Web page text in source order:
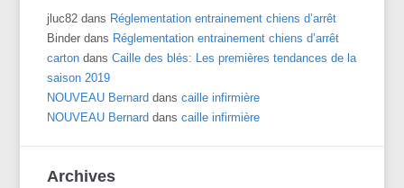
jluc82 dans Réglementation entrainement chiens d’arrêt
Binder dans Réglementation entrainement chiens d’arrêt
carton dansCaille des blés: Les premières tendances de la
saison 2019
NOUVEAU Bernard danscaille infirmière
NOUVEAU Bernard danscaille infirmière
Archives